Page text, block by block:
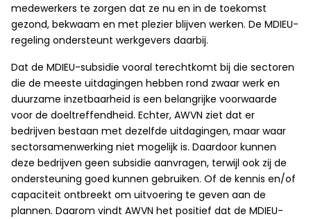
medewerkers te zorgen dat ze nu en in de toekomst
gezond, bekwaam en met plezier blijven werken. De MDIEU-
regeling ondersteunt werkgevers daarbij.
Dat de MDIEU-subsidie vooral terechtkomt bij die sectoren
die de meeste uitdagingen hebben rond zwaar werk en
duurzame inzetbaarheid is een belangrijke voorwaarde
voor de doeltreffendheid. Echter, AWVN ziet dat er
bedrijven bestaan met dezelfde uitdagingen, maar waar
sectorsamenwerking niet mogelijk is. Daardoor kunnen
deze bedrijven geen subsidie aanvragen, terwijl ook zij de
ondersteuning goed kunnen gebruiken. Of de kennis en/of
capaciteit ontbreekt om uitvoering te geven aan de
plannen. Daarom vindt AWVN het positief dat de MDIEU-